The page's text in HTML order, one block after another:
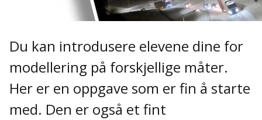
Du kan introdusere elevene dine for
modellering på forskjellige måter.
Her er en oppgave som er fin å starte
med. Den er også et fint